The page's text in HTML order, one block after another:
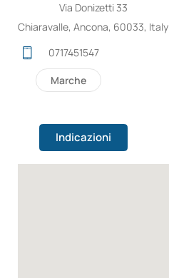
Via Donizetti 33
Chiaravalle, Ancona, 60033, Italy
0717451547
Marche
Indicazioni